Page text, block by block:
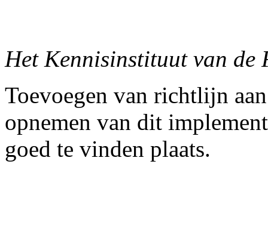
Het Kennisinstituut van de
Toevoegen van richtlijn
opnemen van dit
goed te vinden plaats.